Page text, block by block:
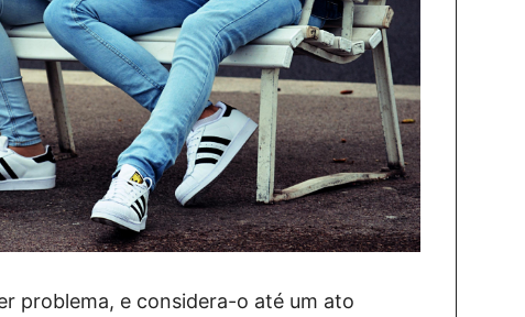
problema, e considera-o até um ato